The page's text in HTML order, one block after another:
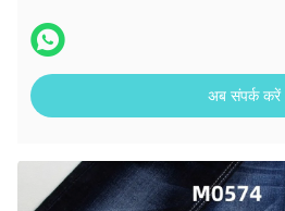
अब संपर्क करें